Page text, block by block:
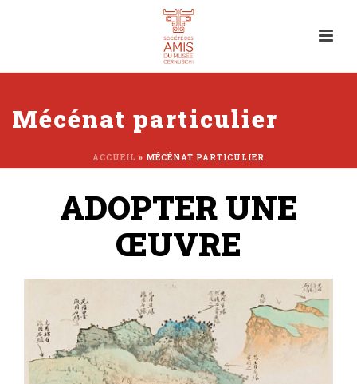
Mécénat particulier
ACCUEIL » MÉCÉNAT PARTICULIER
ADOPTER UNE
ŒUVRE